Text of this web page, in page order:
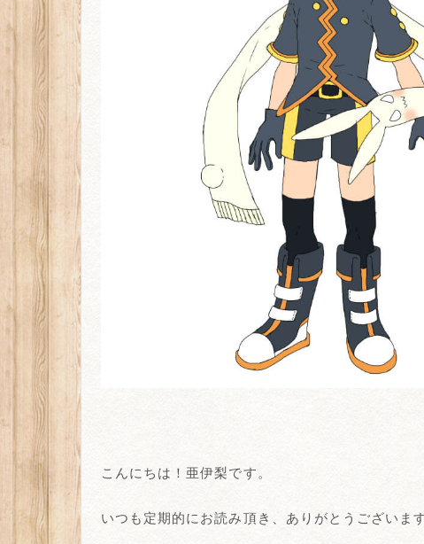
こんにちは！亜伊梨です。
いつも定期的にお読み頂き、ありがとうございま